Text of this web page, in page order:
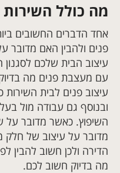
מה כולל
אחד הדברים החשובים
פנים ולהבין האם
עיצוב הבית שלכם לסגנון
עם מעצבת פנים מה
עיצוב פנים לבית השירות
ובנוסף גם עבודה מול
השיפוץ. כאשר מדובר על
מדובר על עיצוב של חלק
הדירה ולכן חשוב להבין
מה בדיוק חשוב לכם.